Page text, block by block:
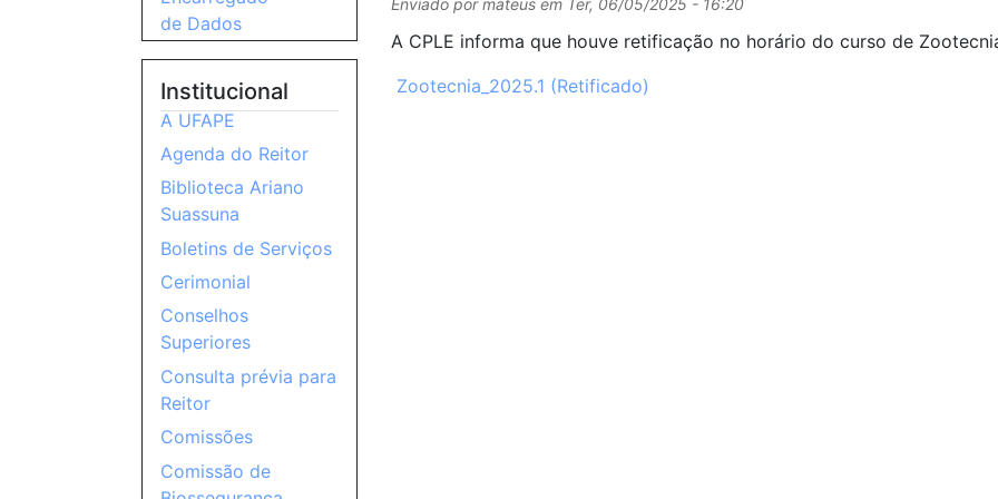
A CPLE informa que houve retificação no horário do curso de
Zootecnia_2025.1 (Retificado)
de Dados
Institucional
A UFAPE
Agenda do Reitor
Biblioteca Ariano
Suassuna
Boletins de Serviços
Cerimonial
Conselhos
Superiores
Consulta prévia para
Reitor
Comissões
Comissão de